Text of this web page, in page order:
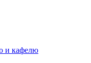
и кафелю